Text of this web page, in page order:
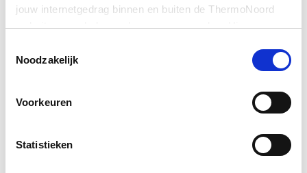
jouw internetgedrag binnen en buiten de ThermoNoord
website en webshop volgen en verzamelen. Hiermee
communicatie aan jouw interesses aan. We slaan je
Noodzakelijk
Voorkeuren
Statistieken
Geschikt voor
nismontage
Ja
Geschikt voor U-
Inbouwbreedte deur
Bouwtekeningimage/png,46 KB
Exploded_view ,82 KB
Montageinstructie 7 MB